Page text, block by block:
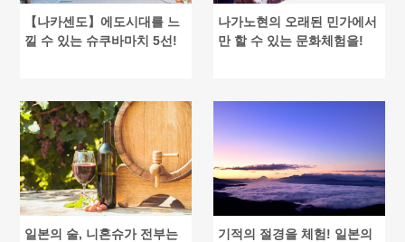
【나카센도】에도시대를 느
낄 수 있는 슈쿠바마치 5선!
나가노현의 오래된 민가에서
만 할 수 있는 문화체험을!
일본의 술, 니혼슈가 전부는
기적의 절경을 체험! 일본의